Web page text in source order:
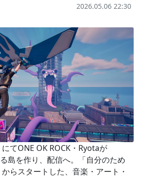
2026.05.06 22:30
にてONE OK ROCK・Ryotaが
島を作り、配信へ。「自分のため
らスタートした、音楽・アート・